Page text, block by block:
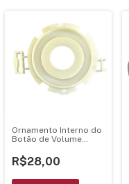
Ornamento Interno do
Botão de Volume
DEH-2050MP / DEH-
2000MP – YNS5255
R$28,00